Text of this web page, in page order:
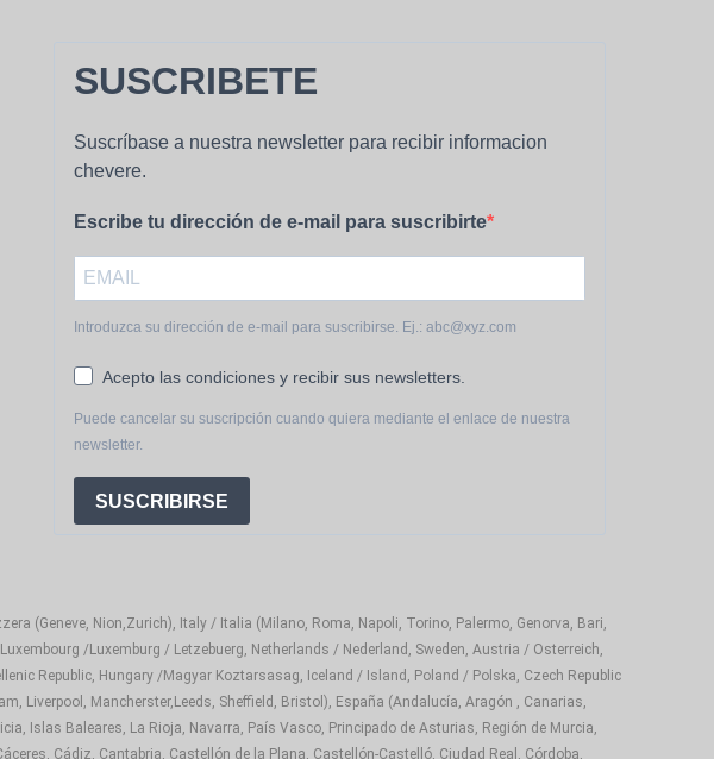
SUSCRIBETE
Suscríbase a nuestra newsletter para recibir informacion
chevere.
Escribe tu dirección de e-mail para suscribirte
Introduzca su dirección de e-mail para suscribirse. Ej.: abc@xyz.com
Acepto las condiciones y recibir sus newsletters.
Puede cancelar su suscripción cuando quiera mediante el enlace de nuestra
newsletter.
SUSCRIBIRSE
(Geneve, Nion,Zurich), Italy / Italia (Milano, Roma, Napoli, Torino, Palermo, Genorva, Bari,
/Luxemburg / Letzebuerg, Netherlands / Nederland, Sweden, Austria / Osterreich,
Republic, Hungary /Magyar Koztarsasag, Iceland / Island, Poland / Polska, Czech Republic
Liverpool, Mancherster,Leeds, Sheffield, Bristol), España (Andalucía, Aragón , Canarias,
Islas Baleares, La Rioja, Navarra, País Vasco, Principado de Asturias, Región de Murcia,
Cádiz, Cantabria, Castellón de la Plana, Castellón-Castelló, Ciudad Real, Córdoba,